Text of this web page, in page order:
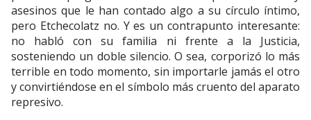
asesinos que le han contado algo a su círculo íntimo,
pero Etchecolatz no. Y es un contrapunto interesante:
no habló con su familia ni frente a la Justicia,
sosteniendo un doble silencio. O sea, corporizó lo más
terrible en todo momento, sin importarle jamás el otro
y convirtiéndose en el símbolo más cruento del aparato
represivo.